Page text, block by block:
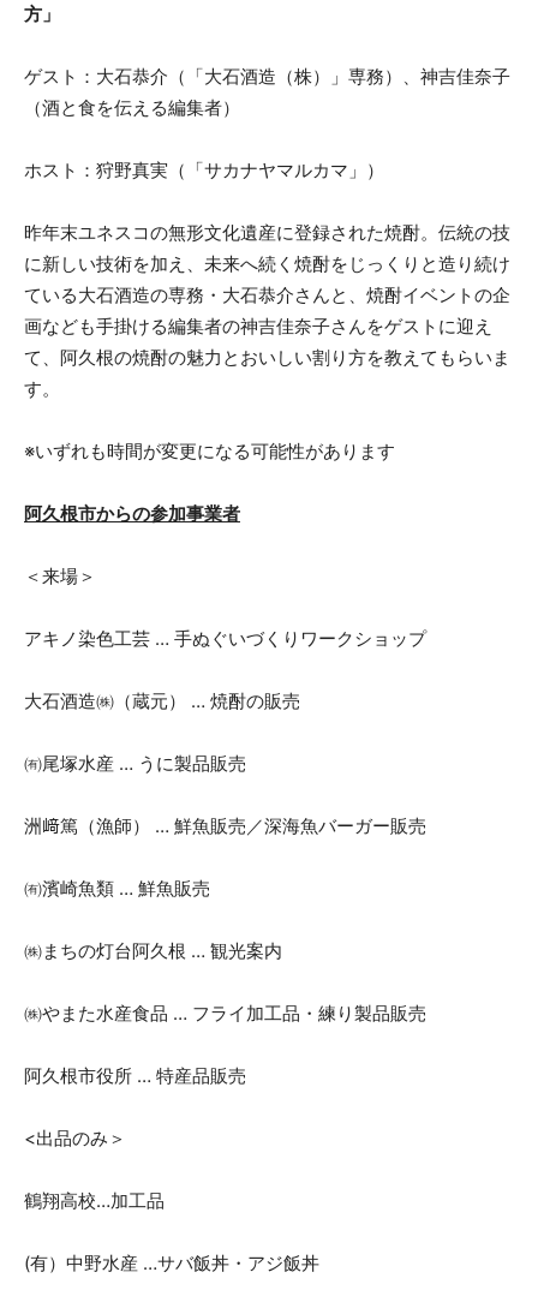
方」
ゲスト：大石恭介（「大石酒造（株）」専務）、神吉佳奈子
（酒と食を伝える編集者）
ホスト：狩野真実（「サカナヤマルカマ」）
昨年末ユネスコの無形文化遺産に登録された焼酎。伝統の技
に新しい技術を加え、未来へ続く焼酎をじっくりと造り続け
ている大石酒造の専務・大石恭介さんと、焼酎イベントの企
画なども手掛ける編集者の神吉佳奈子さんをゲストに迎え
て、阿久根の焼酎の魅力とおいしい割り方を教えてもらいま
す。
※いずれも時間が変更になる可能性があります
阿久根市からの参加事業者
＜来場＞
アキノ染色工芸 … 手ぬぐいづくりワークショップ
大石酒造㈱（蔵元） … 焼酎の販売
㈲尾塚水産 … うに製品販売
洲﨑篤（漁師） … 鮮魚販売／深海魚バーガー販売
㈲濱崎魚類 … 鮮魚販売
㈱まちの灯台阿久根 … 観光案内
㈱やまた水産食品 … フライ加工品・練り製品販売
阿久根市役所 … 特産品販売
<出品のみ＞
鶴翔高校…加工品
(有）中野水産 …サバ飯丼・アジ飯丼